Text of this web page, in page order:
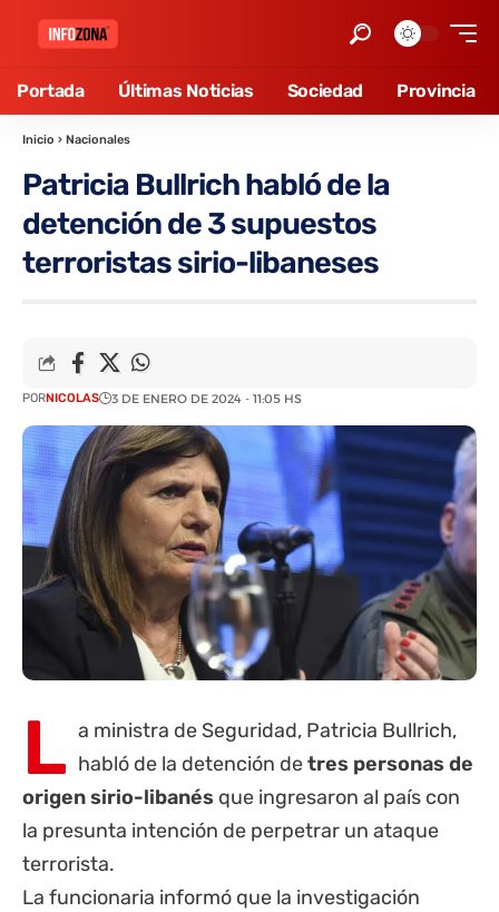
Portada Últimas Noticias Sociedad Provincia
Inicio › Nacionales
Patricia Bullrich habló de la
detención de 3 supuestos
terroristas sirio-libaneses
PORNICOLAS 3 DE ENERO DE 2024 - 11:05 HS
L a ministra de Seguridad, Patricia Bullrich,
habló de la detención detres personas de
origen sirio-libanés que ingresaron al país con
la presunta intención de perpetrar un ataque
terrorista.
La funcionaria informó que la investigación